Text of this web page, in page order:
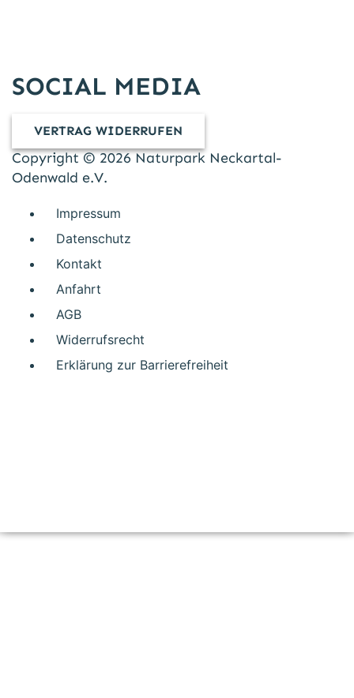
SOCIAL MEDIA
VERTRAG WIDERRUFEN
Copyright © 2026 Naturpark Neckartal-
Odenwald e.V.
Impressum
Datenschutz
Kontakt
Anfahrt
AGB
Widerrufsrecht
Erklärung zur Barrierefreiheit